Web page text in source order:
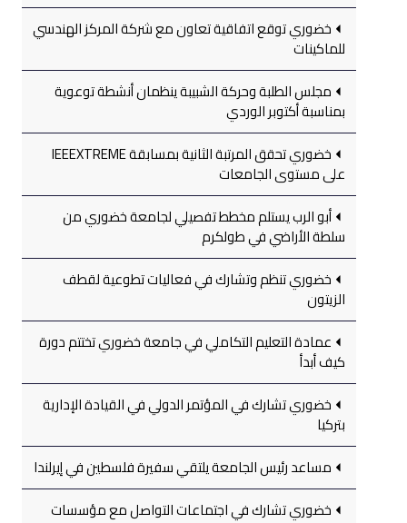
خضوري توقع اتفاقية تعاون مع شركة المركز الهندسي
للماكينات
مجلس الطلبة وحركة الشبيبة ينظمان أنشطة توعوية
بمناسبة أكتوبر الوردي
خضوري تحقق المرتبة الثانية بمسابقة IEEEXTREME
على مستوى الجامعات
أبو الرب يستلم مخطط تفصيلي لجامعة خضوري من
سلطة الأراضي في طولكرم
خضوري تنظم وتشارك في فعاليات تطوعية لقطف
الزيتون
عمادة التعليم التكاملي في جامعة خضوري تختتم دورة
كيف أبدأ
خضوري تشارك في المؤتمر الدولي في القيادة الإدارية
بتركيا
مساعد رئيس الجامعة يلتقي سفيرة فلسطين في إيرلندا
خضوري تشارك في اجتماعات التواصل مع مؤسسات